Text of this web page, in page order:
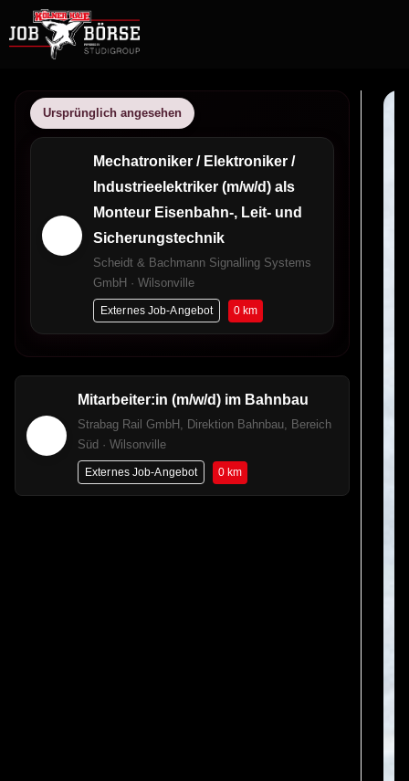
Ursprünglich angesehen
Mechatroniker / Elektroniker /
Industrieelektriker (m/w/d) als
Monteur Eisenbahn-, Leit- und
Sicherungstechnik
Scheidt & Bachmann Signalling Systems
GmbH · Wilsonville
Externes Job-Angebot 0 km
Mitarbeiter:in (m/w/d) im Bahnbau
Strabag Rail GmbH, Direktion Bahnbau, Bereich
Süd · Wilsonville
Externes Job-Angebot 0 km